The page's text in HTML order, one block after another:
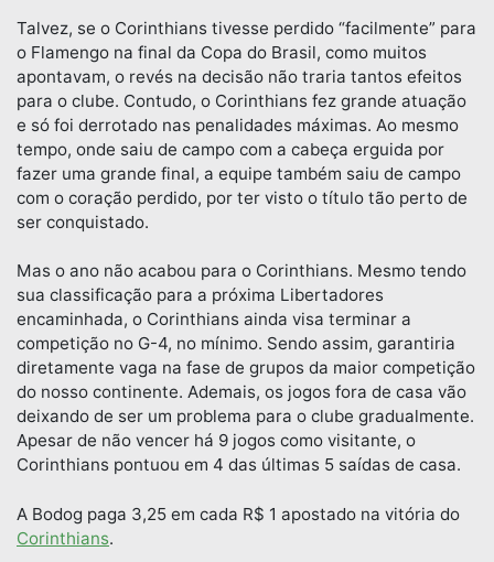
Talvez, se o Corinthians tivesse perdido “facilmente” para
o Flamengo na final da Copa do Brasil, como muitos
apontavam, o revés na decisão não traria tantos efeitos
para o clube. Contudo, o Corinthians fez grande atuação
e só foi derrotado nas penalidades máximas. Ao mesmo
tempo, onde saiu de campo com a cabeça erguida por
fazer uma grande final, a equipe também saiu de campo
com o coração perdido, por ter visto o título tão perto de
ser conquistado.
Mas o ano não acabou para o Corinthians. Mesmo tendo
sua classificação para a próxima Libertadores
encaminhada, o Corinthians ainda visa terminar a
competição no G-4, no mínimo. Sendo assim, garantiria
diretamente vaga na fase de grupos da maior competição
do nosso continente. Ademais, os jogos fora de casa vão
deixando de ser um problema para o clube gradualmente.
Apesar de não vencer há 9 jogos como visitante, o
Corinthians pontuou em 4 das últimas 5 saídas de casa.
A Bodog paga 3,25 em cada R$ 1 apostado na vitória do
Corinthians.